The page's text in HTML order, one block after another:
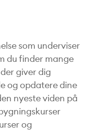
som underviser
du finder mange
giver dig
og opdatere dine
nyeste viden på
og